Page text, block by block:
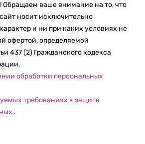
Обращаем ваше внимание на то, что
носит исключительно
и ни при каких условиях не
офертой, определяемой
437 (2) Гражданского кодекса
обработки персональных
требованиях к защите
.